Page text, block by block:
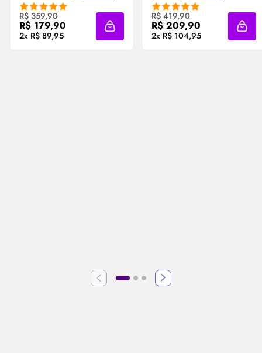
R$ 359,90
R$ 179,90
2x R$ 89,95 Adicionar à sacola
R$ 419,90
R$ 209,90
2x R$ 104,95